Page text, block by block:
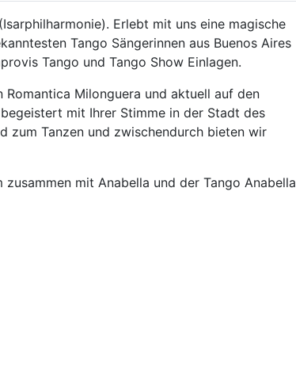
Erlebt mit uns eine magische
Tango Sängerinnen aus Buenos Aires
Tango und Tango Show Einlagen.
Romantica Milonguera und aktuell auf den
mit Ihrer Stimme in der Stadt des
zum Tanzen und zwischendurch bieten wir
mit Anabella und der Tango Anabella